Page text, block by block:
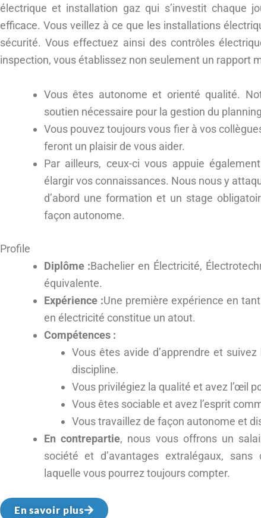
électrique et installation gaz qui s’investit chaque
efficace. Vous veillez à ce que les installations
sécurité. Vous effectuez ainsi des contrôles
inspection, vous établissez non seulement un rapport
Vous êtes autonome et orienté qualité.
soutien nécessaire pour la gestion du
Vous pouvez toujours vous fier à vos
feront un plaisir de vous aider.
Par ailleurs, ceux-ci vous appuie
élargir vos connaissances. Nous nous y
d’abord une formation et un stage
façon autonome.
Profile
Diplôme :Bachelier en Électricité,
équivalente.
Expérience :Une première expérience en
en électricité constitue un atout.
Compétences :
Vous êtes avide d’apprendre et
discipline.
Vous privilégiez la qualité et avez l’œil
Vous êtes sociable et avez l’esprit
Vous travaillez de façon autonome et
En contrepartie, nous vous offrons un
société et d’avantages extralégaux,
laquelle vous pourrez toujours compter.
En savoir plus